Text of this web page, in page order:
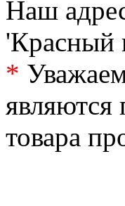
Наш
'Красный
*
товара